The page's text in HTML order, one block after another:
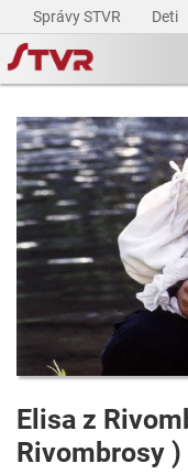
Správy STVR Deti
Elisa z
Rivombrosy )